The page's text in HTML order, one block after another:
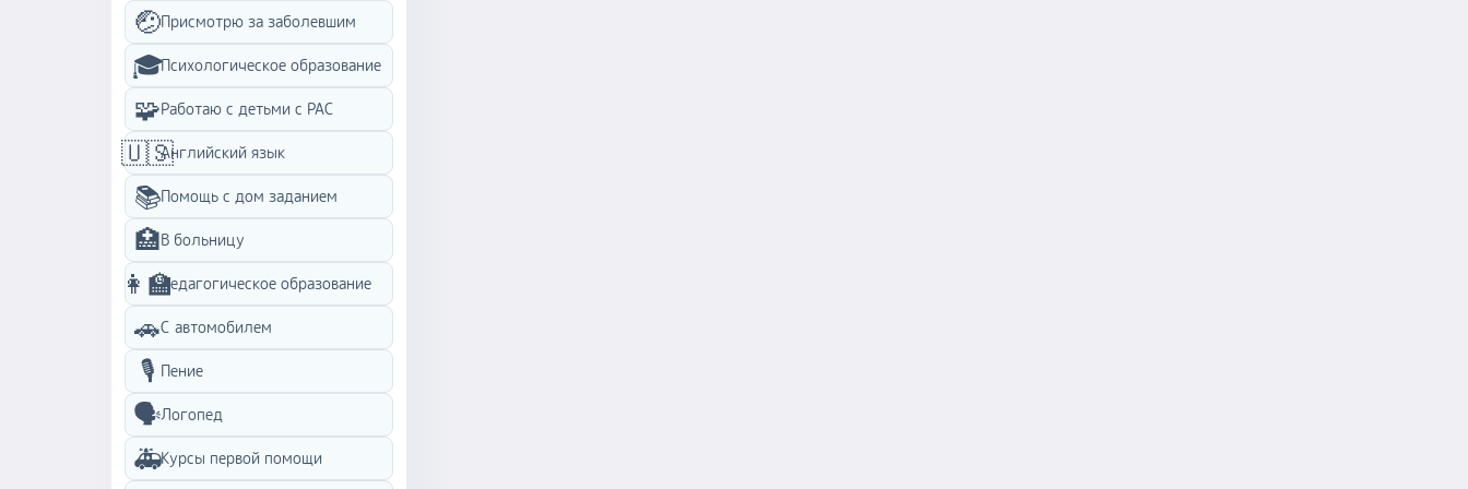
🤕Присмотрю за заболевшим
🎓Психологическое образование
🧩Работаю с детьми с PAC
🇺🇸Английский язык
📚Помощь с дом заданием
🏥В больницу
👩‍🏫Педагогическое образование
🚗С автомобилем
🎙️ Пение
🗣️Логопед
🚑Курсы первой помощи